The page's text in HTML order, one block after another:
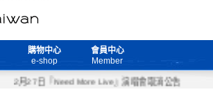
購物中心
e-shop
會員中心
Member
2月27日『Need More Live』演唱會取消公告